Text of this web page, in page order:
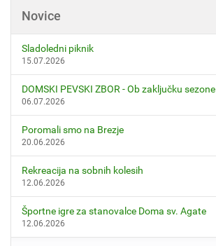
Novice
Sladoledni piknik
15.07.2026
DOMSKI PEVSKI ZBOR - Ob zaključku sezone
06.07.2026
Poromali smo na Brezje
20.06.2026
Rekreacija na sobnih kolesih
12.06.2026
Športne igre za stanovalce Doma sv. Agate
12.06.2026